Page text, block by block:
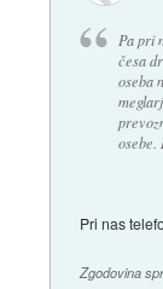
Pa pri
česa
oseba
osebe.
Pri nas
Zgodovina